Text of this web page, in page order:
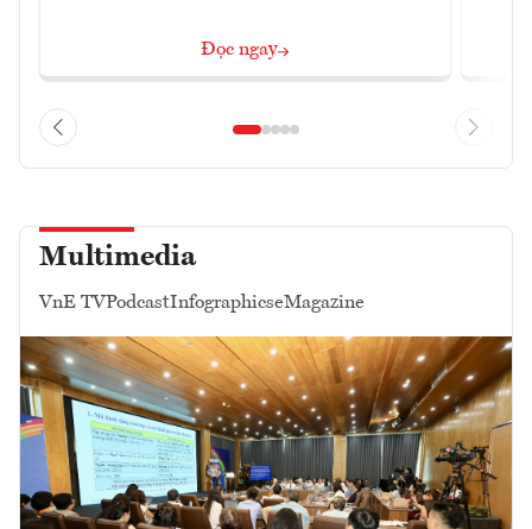
Đọc ngay
Multimedia
VnE TVPodcastInfographicseMagazine